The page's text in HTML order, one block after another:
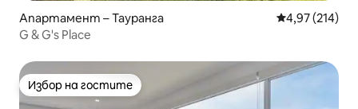
Апартамент – Тауранга Средна
4,97 (214)
G & G's Place
Избор на гостите
Избор на гостите